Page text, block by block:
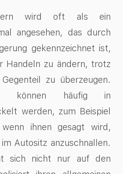
wird oft als ein
angesehen, das durch
gekennzeichnet ist,
Handeln zu ändern, trotz
zu überzeugen.
können häufig in
werden, zum Beispiel
ihnen gesagt wird,
Autositz anzuschnallen.
sich nicht nur auf den